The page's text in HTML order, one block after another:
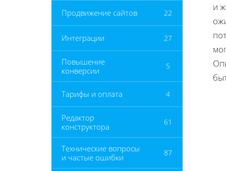
Продвижение сайтов 22
Интеграции 27
Повышение
конверсии
5
Тарифы и оплата 4
Редактор
конструктора
61
Технические вопросы
и частые ошибки
87
и